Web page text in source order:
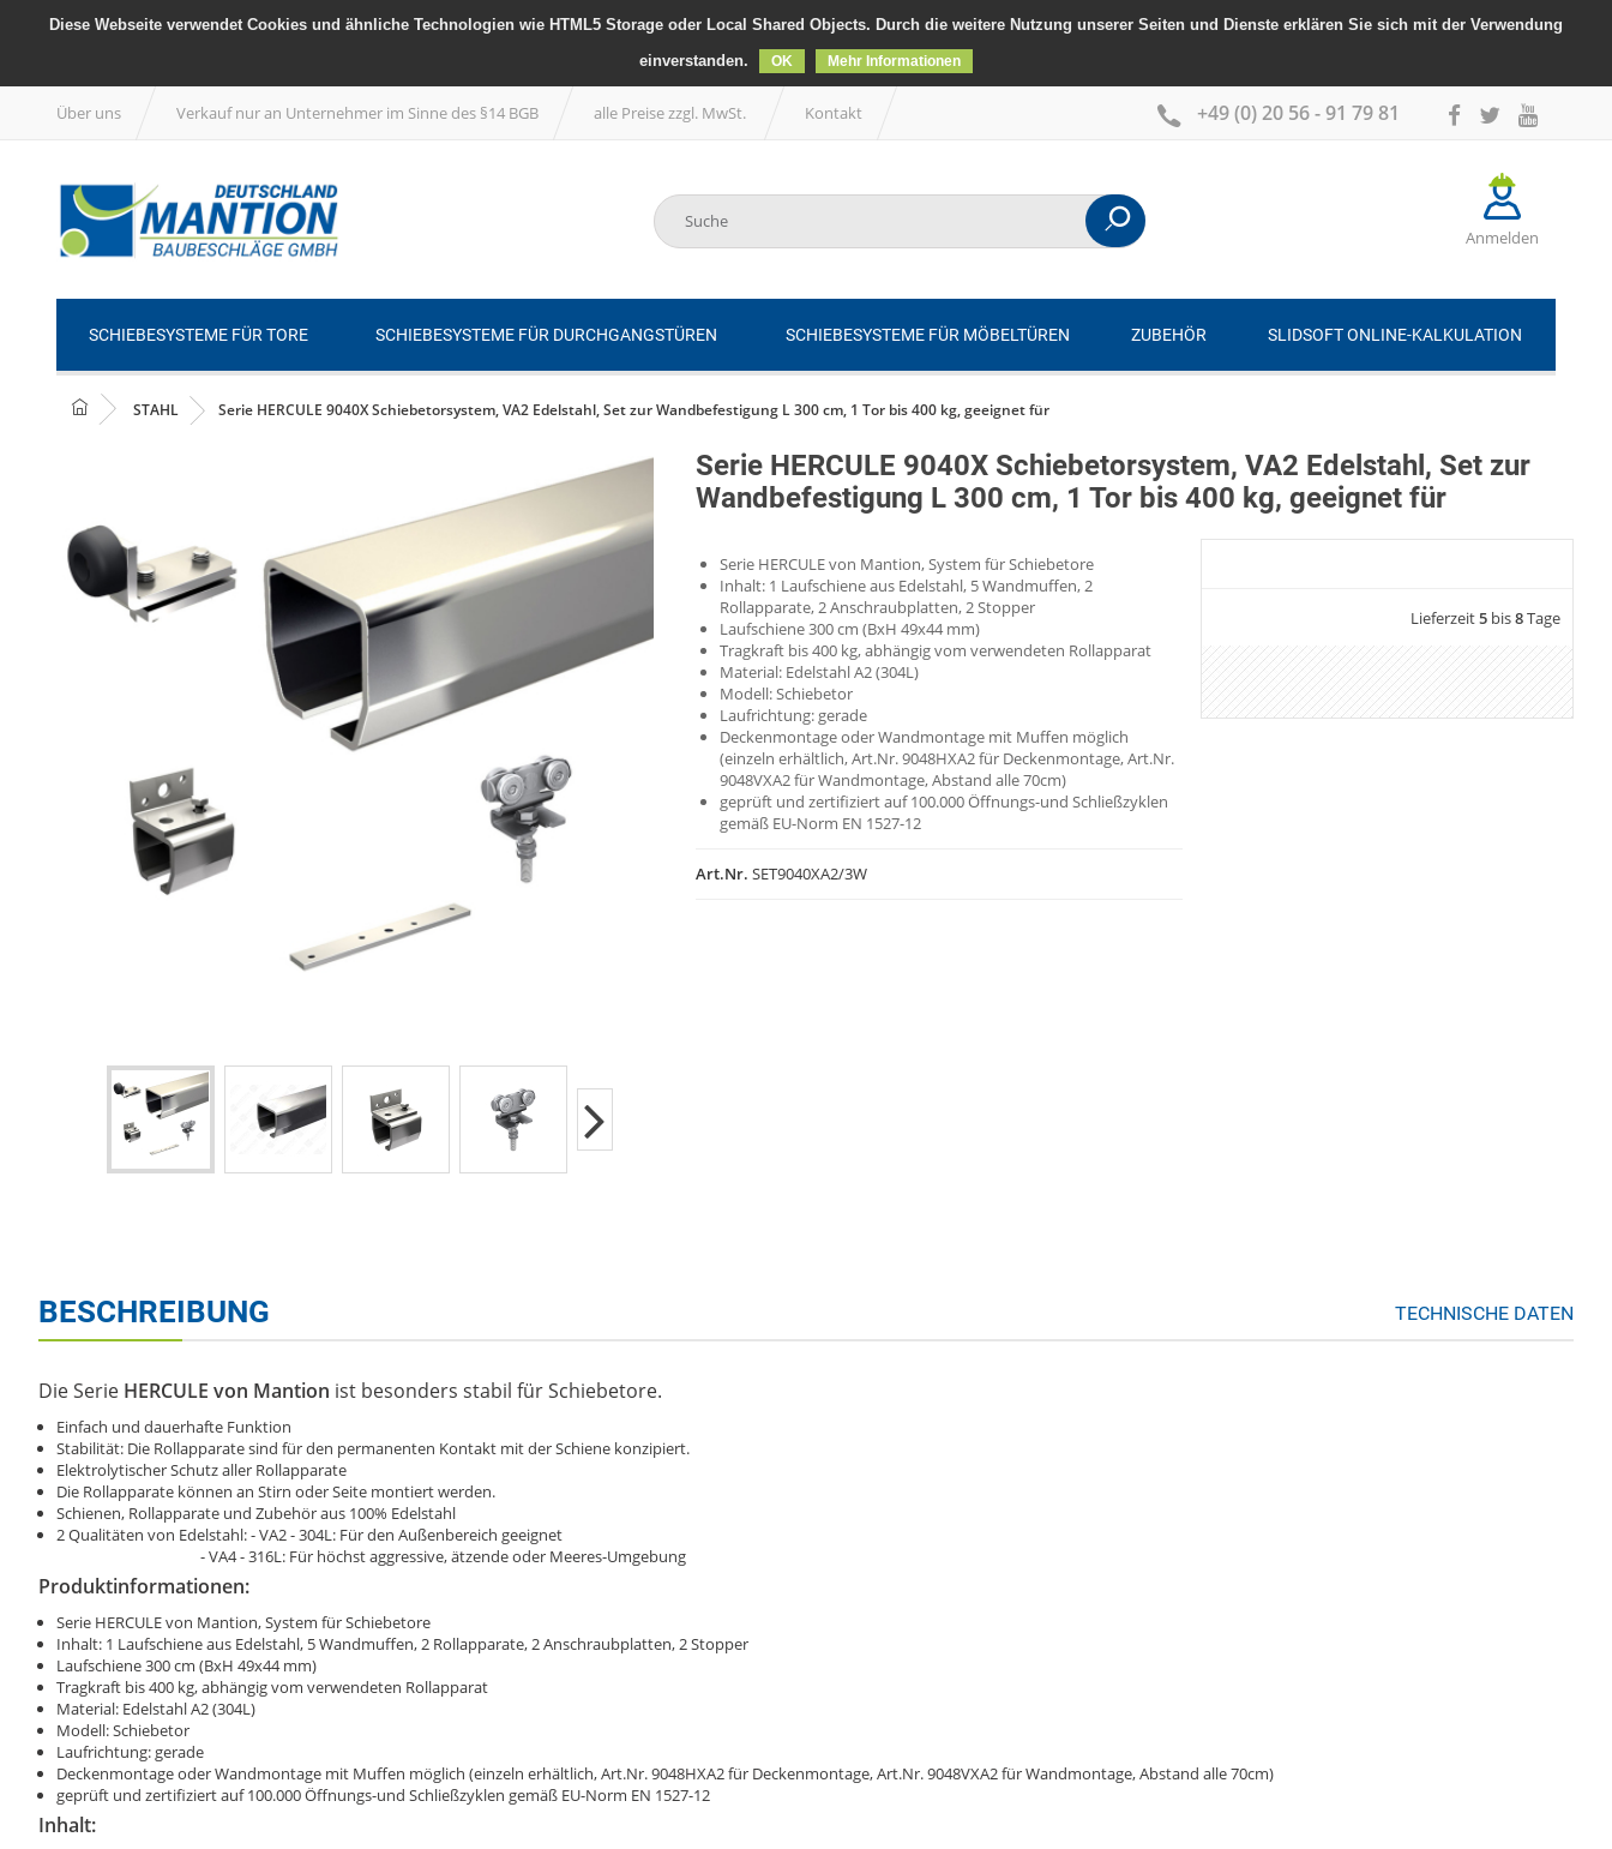
Diese Webseite verwendet Cookies und ähnliche Technologien wie HTML5 Storage oder Local Shared Objects. Durch die weitere Nutzung unserer Seiten und Dienste erklären Sie sich mit der Verwendung
einverstanden.
OK Mehr Informationen
Über uns Verkauf nur an Unternehmer im Sinne des §14 BGB alle Preise zzgl. MwSt. Kontakt +49 (0) 20 56 - 91 79 81
Anmelden
SCHIEBESYSTEME FÜR TORE SCHIEBESYSTEME FÜR DURCHGANGSTÜREN SCHIEBESYSTEME FÜR MÖBELTÜREN ZUBEHÖR SLIDSOFT ONLINE-KALKULATION
STAHL Serie HERCULE 9040X Schiebetorsystem, VA2 Edelstahl, Set zur Wandbefestigung L 300 cm, 1 Tor bis 400 kg, geeignet für
Serie HERCULE 9040X Schiebetorsystem, VA2 Edelstahl, Set zur
Wandbefestigung L 300 cm, 1 Tor bis 400 kg, geeignet für
Serie HERCULE von Mantion, System für Schiebetore
Inhalt: 1 Laufschiene aus Edelstahl, 5 Wandmuffen, 2
Rollapparate, 2 Anschraubplatten, 2 Stopper
Laufschiene 300 cm (BxH 49x44 mm)
Tragkraft bis 400 kg, abhängig vom verwendeten Rollapparat
Material: Edelstahl A2 (304L)
Modell: Schiebetor
Laufrichtung: gerade
Deckenmontage oder Wandmontage mit Muffen möglich
(einzeln erhältlich, Art.Nr. 9048HXA2 für Deckenmontage, Art.Nr.
9048VXA2 für Wandmontage, Abstand alle 70cm)
geprüft und zertifiziert auf 100.000 Öffnungs-und Schließzyklen
gemäß EU-Norm EN 1527-12
Art.Nr. SET9040XA2/3W
Lieferzeit5bis8Tage
BESCHREIBUNG TECHNISCHE DATEN
Die Serie HERCULE von Mantion ist besonders stabil für Schiebetore.
Einfach und dauerhafte Funktion
Stabilität: Die Rollapparate sind für den permanenten Kontakt mit der Schiene konzipiert.
Elektrolytischer Schutz aller Rollapparate
Die Rollapparate können an Stirn oder Seite montiert werden.
Schienen, Rollapparate und Zubehör aus 100% Edelstahl
2 Qualitäten von Edelstahl: - VA2 - 304L: Für den Außenbereich geeignet
- VA4 - 316L: Für höchst aggressive, ätzende oder Meeres-Umgebung
Produktinformationen:
Serie HERCULE von Mantion, System für Schiebetore
Inhalt: 1 Laufschiene aus Edelstahl, 5 Wandmuffen, 2 Rollapparate, 2 Anschraubplatten, 2 Stopper
Laufschiene 300 cm (BxH 49x44 mm)
Tragkraft bis 400 kg, abhängig vom verwendeten Rollapparat
Material: Edelstahl A2 (304L)
Modell: Schiebetor
Laufrichtung: gerade
Deckenmontage oder Wandmontage mit Muffen möglich (einzeln erhältlich, Art.Nr. 9048HXA2 für Deckenmontage, Art.Nr. 9048VXA2 für Wandmontage, Abstand alle 70cm)
geprüft und zertifiziert auf 100.000 Öffnungs-und Schließzyklen gemäß EU-Norm EN 1527-12
Inhalt: